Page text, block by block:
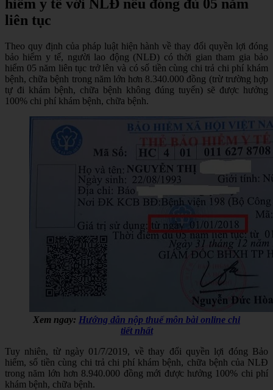
hiểm y tế với NLĐ nếu đóng đủ 05 năm
liên tục
Theo quy định của pháp luật hiện hành về thay đổi quyền lợi đóng
bảo hiểm y tế, người lao động (NLĐ) có thời gian tham gia bảo
hiểm 05 năm liên tục trở lên và có số tiền cùng chi trả chi phí khám
bệnh, chữa bệnh trong năm lớn hơn 8.340.000 đồng (trừ trường hợp
tự đi khám bệnh, chữa bệnh không đúng tuyến) sẽ được hưởng
100% chi phí khám bệnh, chữa bệnh.
Xem ngay: Hướng dẫn nộp thuế môn bài online chi
tiết nhất
Tuy nhiên, từ ngày 01/7/2019, về thay đổi quyền lợi đóng Bảo
hiểm, số tiền cùng chi trả chi phí khám bệnh, chữa bệnh của NLĐ
trong năm lớn hơn 8.940.000 đồng mới được hưởng 100% chi phí
khám bệnh, chữa bệnh.